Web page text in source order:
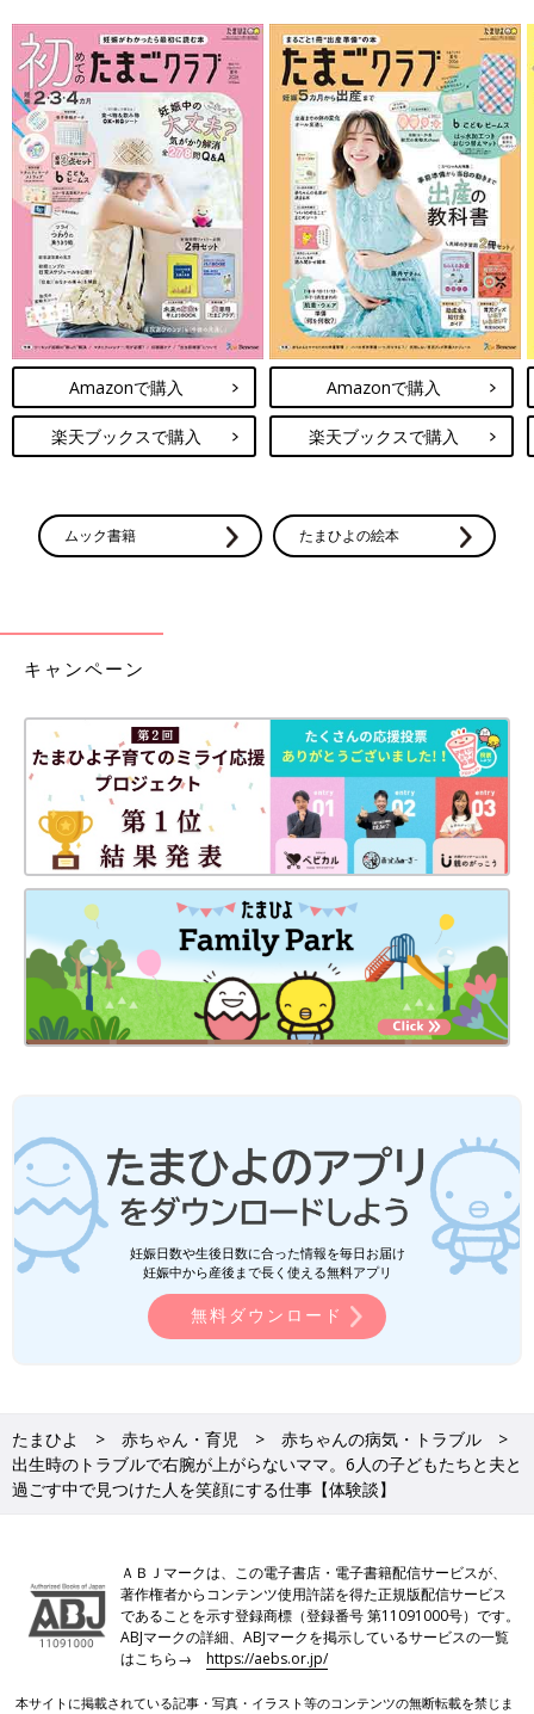
Amazonで購入
楽天ブックスで購入
Amazonで購入
楽天ブックスで購入
ムック書籍 たまひよの絵本
キャンペーン
妊娠日数や生後日数に合った情報を毎日お届け
妊娠中から産後まで長く使える無料アプリ
無料ダウンロード
たまひよ 赤ちゃん・育児
赤ちゃんの病気・トラブル
出生時のトラブルで右腕が上がらないママ。6人の子どもたちと夫と
過ごす中で見つけた人を笑顔にする仕事【体験談】
ＡＢＪマークは、この電子書店・電子書籍配信サービスが、
著作権者からコンテンツ使用許諾を得た正規版配信サービス
であることを示す登録商標（登録番号 第11091000号）です。
ABJマークの詳細、ABJマークを掲示しているサービスの一覧
はこちら→https://aebs.or.jp/
本サイトに掲載されている記事・写真・イラスト等のコンテンツの無断転載を禁じま